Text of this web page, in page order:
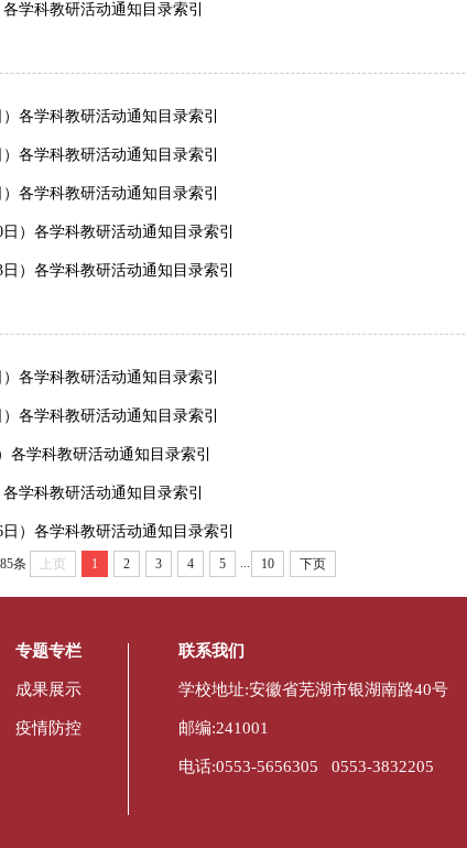
学科教研活动通知目录索引
各学科教研活动通知目录索引
各学科教研活动通知目录索引
各学科教研活动通知目录索引
）各学科教研活动通知目录索引
）各学科教研活动通知目录索引
各学科教研活动通知目录索引
各学科教研活动通知目录索引
各学科教研活动通知目录索引
学科教研活动通知目录索引
）各学科教研活动通知目录索引
条 上页 1 2 3 4 5 10 下页
专题专栏
成果展示
疫情防控
联系我们
学校地址:安徽省芜湖市银湖南路40号
邮编:241001
电话:0553-5656305 0553-3832205